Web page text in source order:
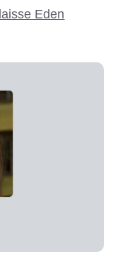
Eden